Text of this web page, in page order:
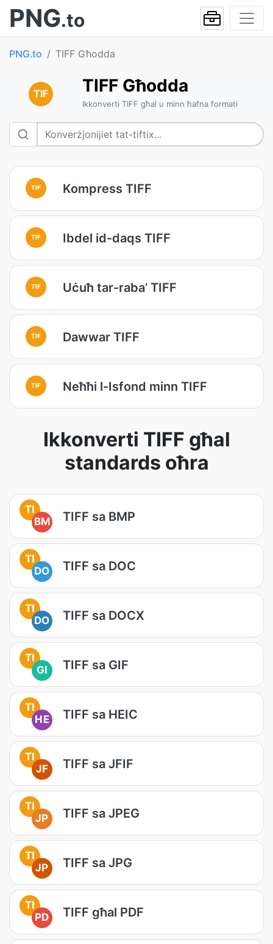
PNG.to
PNG.to TIFF Għodda
TIF TIFF Għodda
Ikkonverti TIFF għal u minn ħafna formati
TIF Kompress TIFF
TIF Ibdel id-daqs TIFF
TIF Uċuħ tar-raba’ TIFF
TIF Dawwar TIFF
TIF Neħħi l-Isfond minn TIFF
Ikkonverti TIFF għal
standards oħra
TI
BM
TIFF sa BMP
TI
DO
TIFF sa DOC
TI
DO
TIFF sa DOCX
TI
GI
TIFF sa GIF
TI
HE
TIFF sa HEIC
TI
JF
TIFF sa JFIF
TI
JP
TIFF sa JPEG
TI
JP
TIFF sa JPG
TI
PD
TIFF għal PDF